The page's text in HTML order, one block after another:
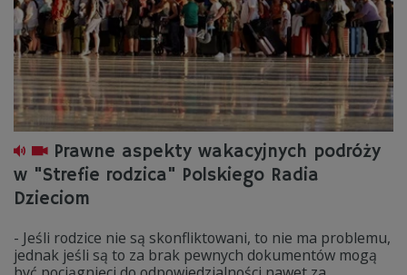
Prawne aspekty wakacyjnych podróży
w "Strefie rodzica" Polskiego Radia
Dzieciom
- Jeśli rodzice nie są skonfliktowani, to nie ma problemu,
jednak jeśli są to za brak pewnych dokumentów mogą